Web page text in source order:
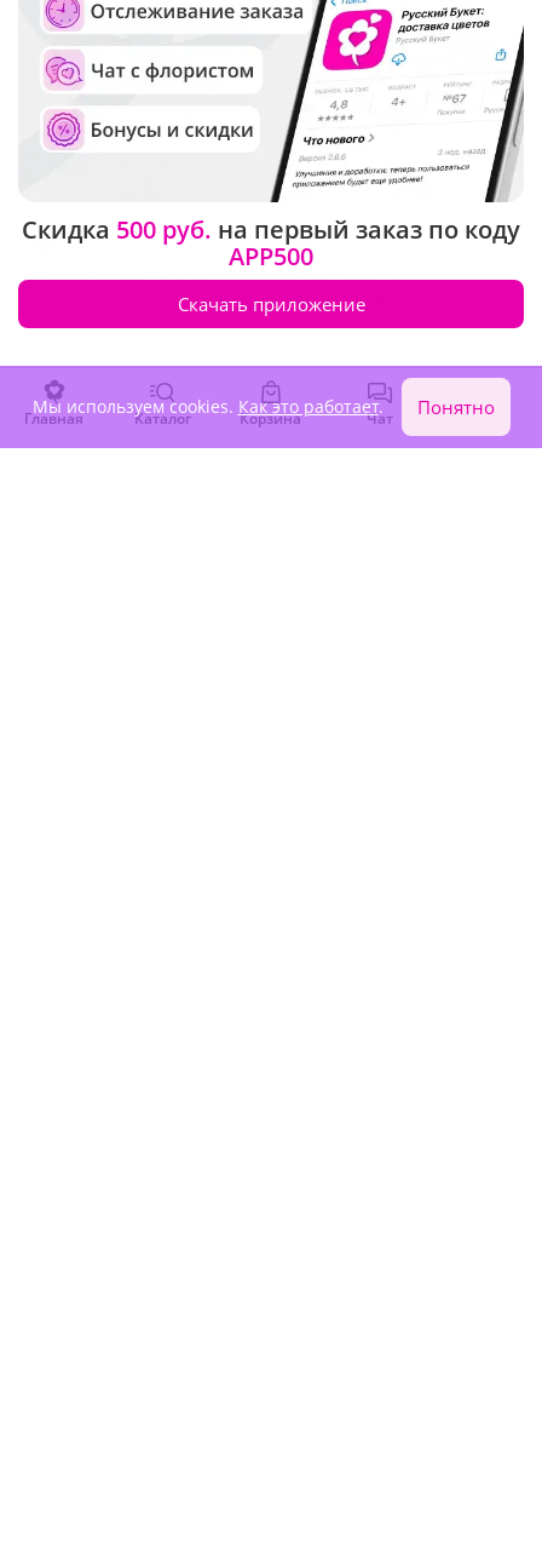
5(282)
Букет "Розовый романс"
В наличии
7 360 ₽
Букет невесты
"Ромашковый луг"
В наличии
7 030 ₽
Главная Каталог Корзина Чат Войти
Скидка 500 руб. на первый заказ по коду
APP500
Скачать приложение
Мы используем cookies. Как это работает. Понятно